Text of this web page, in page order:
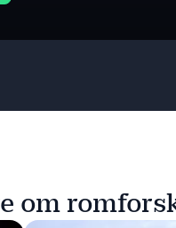
om